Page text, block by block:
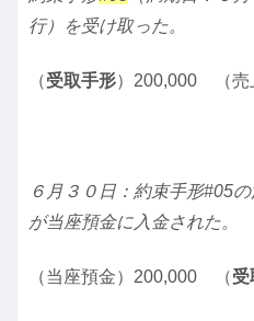
行）を受け取った。
（受取手形）200,000 （売
６月３０日：約束手形#05
が当座預金に入金された。
（当座預金）200,000 （受